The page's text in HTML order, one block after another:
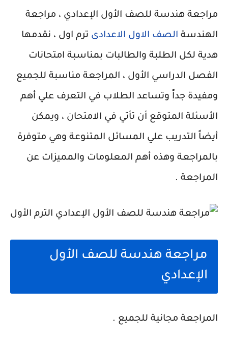
مراجعة هندسة للصف الأول الإعدادي ، مراجعة
الهندسة الصف الاول الاعدادى ترم اول ، نقدمها
هدية لكل الطلبة والطالبات بمناسبة امتحانات
الفصل الدراسي الأول ، المراجعة مناسبة للجميع
ومفيدة جداً وتساعد الطلاب في التعرف علي أهم
الأسئلة المتوقع أن تأتي في الامتحان ، ويمكن
أيضاً التدريب علي المسائل المتنوعة وهي متوفرة
بالمراجعة وهذه أهم المعلومات والمميزات عن
المراجعة .
مراجعة هندسة للصف الأول
الإعدادي
المراجعة مجانية للجميع .